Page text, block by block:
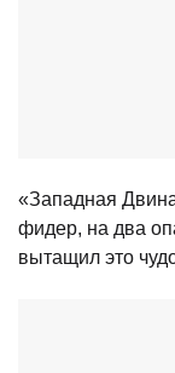
«Западная
фидер, на два
вытащил это